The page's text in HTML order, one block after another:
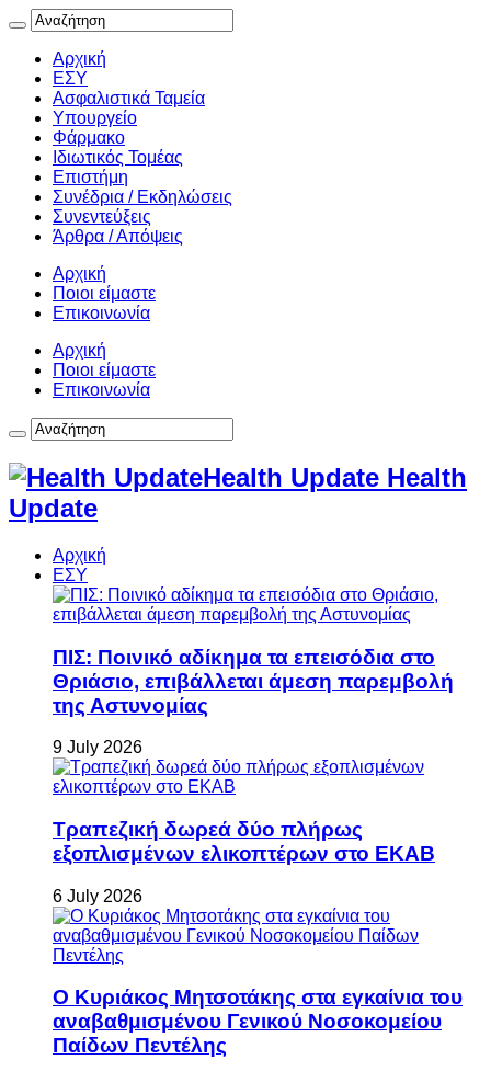
Αρχική
ΕΣΥ
Ασφαλιστικά Ταμεία
Υπουργείο
Φάρμακο
Ιδιωτικός Τομέας
Επιστήμη
Συνέδρια / Εκδηλώσεις
Συνεντεύξεις
Άρθρα / Απόψεις
Αρχική
Ποιοι είμαστε
Επικοινωνία
Αρχική
Ποιοι είμαστε
Επικοινωνία
Health Update Health
Update
Αρχική
ΕΣΥ
ΠΙΣ: Ποινικό αδίκημα τα επεισόδια στο
Θριάσιο, επιβάλλεται άμεση παρεμβολή
της Αστυνομίας
9 July 2026
Τραπεζική δωρεά δύο πλήρως
εξοπλισμένων ελικοπτέρων στο ΕΚΑΒ
6 July 2026
Ο Κυριάκος Μητσοτάκης στα εγκαίνια του
αναβαθμισμένου Γενικού Νοσοκομείου
Παίδων Πεντέλης